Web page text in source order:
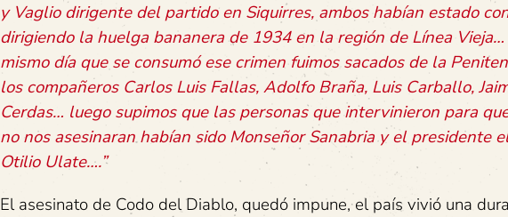
y Vaglio dirigente del partido en Siquirres, ambos habían estado
dirigiendo la huelga bananera de 1934 en la región de Línea
mismo día que se consumó ese crimen fuimos sacados de la
los compañeros Carlos Luis Fallas, Adolfo Braña, Luis Carballo,
Cerdas… luego supimos que las personas que intervinieron para
no nos asesinaran habían sido Monseñor Sanabria y el presidente
Otilio Ulate….”
El asesinato de Codo del Diablo, quedó impune, el país vivió una dura